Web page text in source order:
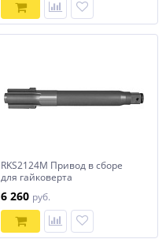
RKS2124M Привод в сборе
для гайковерта
6 260 руб.